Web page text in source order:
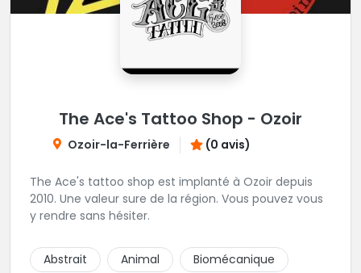
The Ace's Tattoo Shop - Ozoir
Ozoir-la-Ferrière (0 avis)
The Ace's tattoo shop est implanté à Ozoir depuis
2010. Une valeur sure de la région. Vous pouvez vous
y rendre sans hésiter.
Abstrait Animal
Biomécanique